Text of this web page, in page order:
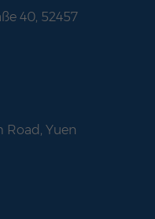
i bez kąta.4. Wstępnie
40, 52457
Road, Yuen